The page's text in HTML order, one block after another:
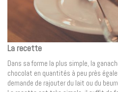
La recette
Dans sa forme la plus simple, la
chocolat en quantités à peu près
demande de rajouter du lait ou du